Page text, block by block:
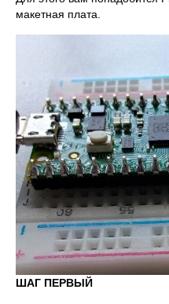
макетная плата.
ШАГ ПЕРВЫЙ